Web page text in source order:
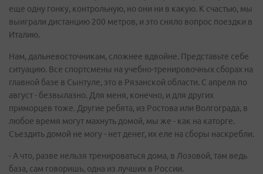
еще одну гонку, контрольную, но они ни в какую. К счастью, мы
выиграли дистанцию 200 метров, и это сняло вопрос поездки в
Италию.
Нам, дальневосточникам, сложнее вдвойне. Представьте себе
ситуацию. Все спортсмены на учебно-тренировочных сборах на
главной базе в Сынтуле, это в Рязанской области. С апреля по
август - безвылазно. Для меня, конечно, и для других
приморцев тоже. Другие ребята, из Ростова или Волгограда, в
любое время могут махнуть домой, мы же - как на каторге.
Съездить домой не могу - нет денег, их еле на сборы наскребли.
- А что, разве нельзя тренироваться дома, в Лозовой, там ведь
база, сам говоришь, одна из лучших в России.